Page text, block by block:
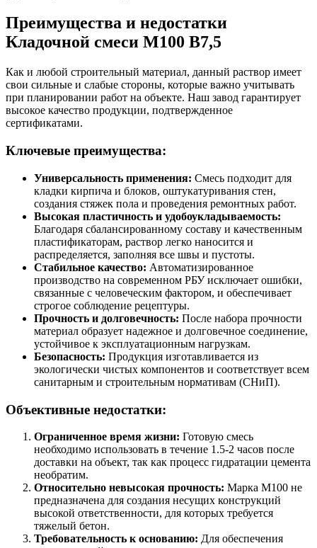
Преимущества и недостатки
Кладочной смеси М100 B7,5
Как и любой строительный материал, данный раствор имеет
свои сильные и слабые стороны, которые важно учитывать
при планировании работ на объекте. Наш завод гарантирует
высокое качество продукции, подтвержденное
сертификатами.
Ключевые преимущества:
Универсальность применения: Смесь подходит для
кладки кирпича и блоков, оштукатуривания стен,
создания стяжек пола и проведения ремонтных работ.
Высокая пластичность и удобоукладываемость:
Благодаря сбалансированному составу и качественным
пластификаторам, раствор легко наносится и
распределяется, заполняя все швы и пустоты.
Стабильное качество: Автоматизированное
производство на современном РБУ исключает ошибки,
связанные с человеческим фактором, и обеспечивает
строгое соблюдение рецептуры.
Прочность и долговечность: После набора прочности
материал образует надежное и долговечное соединение,
устойчивое к эксплуатационным нагрузкам.
Безопасность: Продукция изготавливается из
экологически чистых компонентов и соответствует всем
санитарным и строительным нормативам (СНиП).
Объективные недостатки:
Ограниченное время жизни: Готовую смесь
необходимо использовать в течение 1.5-2 часов после
доставки на объект, так как процесс гидратации цемента
необратим.
Относительно невысокая прочность: Марка М100 не
предназначена для создания несущих конструкций
высокой ответственности, для которых требуется
тяжелый бетон.
Требовательность к основанию: Для обеспечения